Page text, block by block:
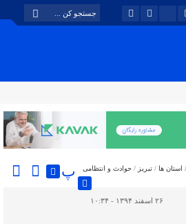
/ استان ها / تبریز / حوادث و انتظامی پ
۲۶ اسفند ۱۳۹۴ - ۱۰:۳۴